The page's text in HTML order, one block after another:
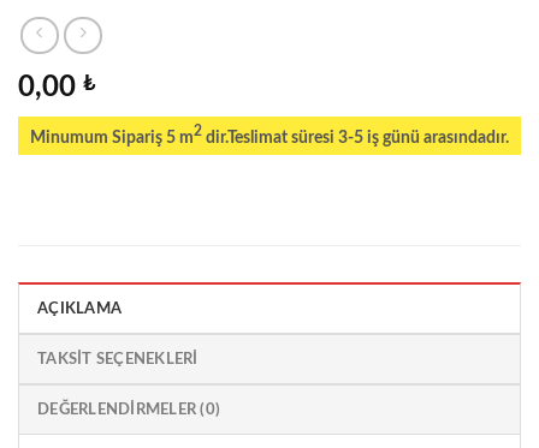
0,00 ₺
Minumum Sipariş 5 m2 dir.Teslimat süresi 3-5 iş günü arasındadır.
AÇIKLAMA
TAKSIT SEÇENEKLERI
DEĞERLENDIRMELER (0)